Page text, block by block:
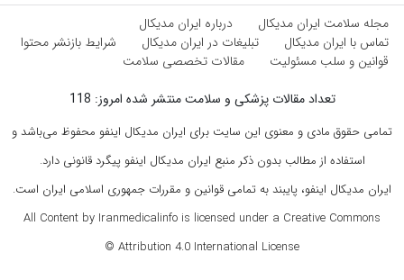
مجله سلامت ایران مدیکال
درباره ایران مدیکال
تماس با ایران مدیکال
تبلیغات در ایران مدیکال
شرایط بازنشر محتوا
قوانین و سلب مسئولیت
مقالات تخصصی سلامت
تعداد مقالات پزشکی و سلامت منتشر شده امروز: 118
تمامی حقوق مادی و معنوی این سایت برای ایران مدیکال اینفو محفوظ می‌باشد و
استفاده از مطالب بدون ذکر منبع ایران مدیکال اینفو پیگرد قانونی دارد.
ایران مدیکال اینفو، پایبند به تمامی قوانین و مقررات جمهوری اسلامی ایران است.
All Content by Iranmedicalinfo is licensed under a Creative Commons
Attribution 4.0 International License ©️